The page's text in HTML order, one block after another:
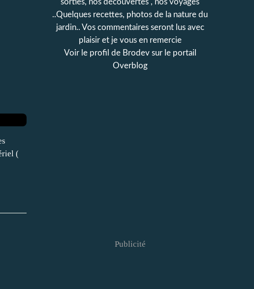
(
sorties, nos découvertes , nos voyages
..Quelques recettes, photos de la nature du
jardin.. Vos commentaires seront lus avec
plaisir et je vous en remercie
Voir le profil de Brodevsur le portail
Overblog
Publicité